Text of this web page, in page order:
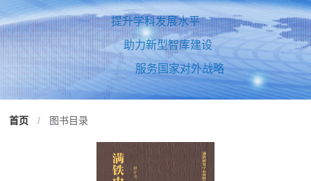
提升学科发展水平
助力新型智库建设
服务国家对外战略
首页 / 图书目录